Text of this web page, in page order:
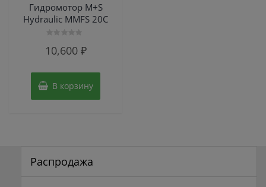
Гидромотор M+S
Hydraulic MMFS 20C
010,600 ₽
В корзину
Распродажа